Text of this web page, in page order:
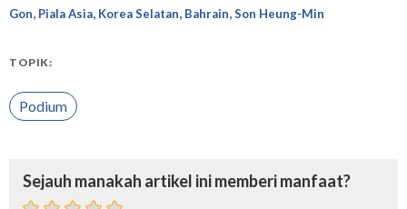
Gon Piala Asia Korea Selatan Bahrain Son Heung-Min
TOPIK:
Podium
Sejauh manakah artikel ini memberi manfaat?